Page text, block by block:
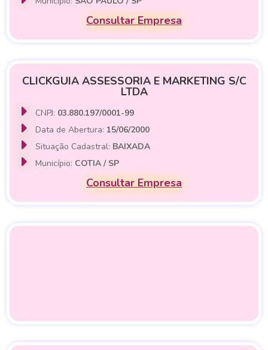
Consultar Empresa
CLICKGUIA ASSESSORIA E MARKETING S/C
LTDA
CNPJ: 03.880.197/0001-99
Data de Abertura: 15/06/2000
Situação Cadastral: BAIXADA
Município: COTIA / SP
Consultar Empresa